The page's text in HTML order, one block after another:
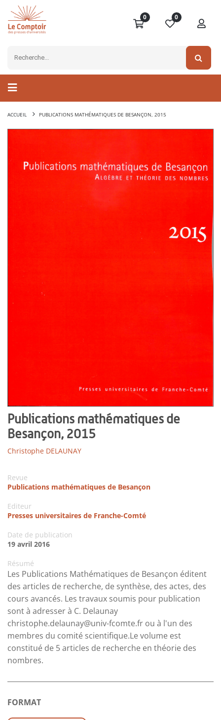
0 0
ACCUEIL PUBLICATIONS MATHÉMATIQUES DE BESANÇON, 2015
Publications mathématiques de
Besançon, 2015
Christophe DELAUNAY
Revue
Publications mathématiques de Besançon
Editeur
Presses universitaires de Franche-Comté
Date de publication
19 avril 2016
Résumé
Les Publications Mathématiques de Besançon éditent
des articles de recherche, de synthèse, des actes, des
cours avancés. Les travaux soumis pour publication
sont à adresser à C. Delaunay
christophe.delaunay@univ-fcomte.fr ou à l'un des
membres du comité scientifique.Le volume est
constitué de 5 articles de recherche en théorie des
nombres.
FORMAT